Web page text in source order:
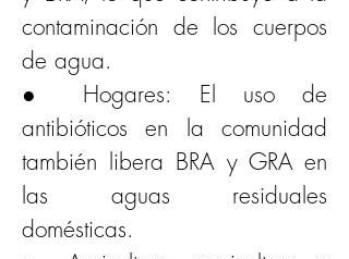
contaminación de los cuerpos
de agua.
● Hogares: El uso de
antibióticos en la comunidad
también libera BRA y GRA en
las aguas residuales
domésticas.